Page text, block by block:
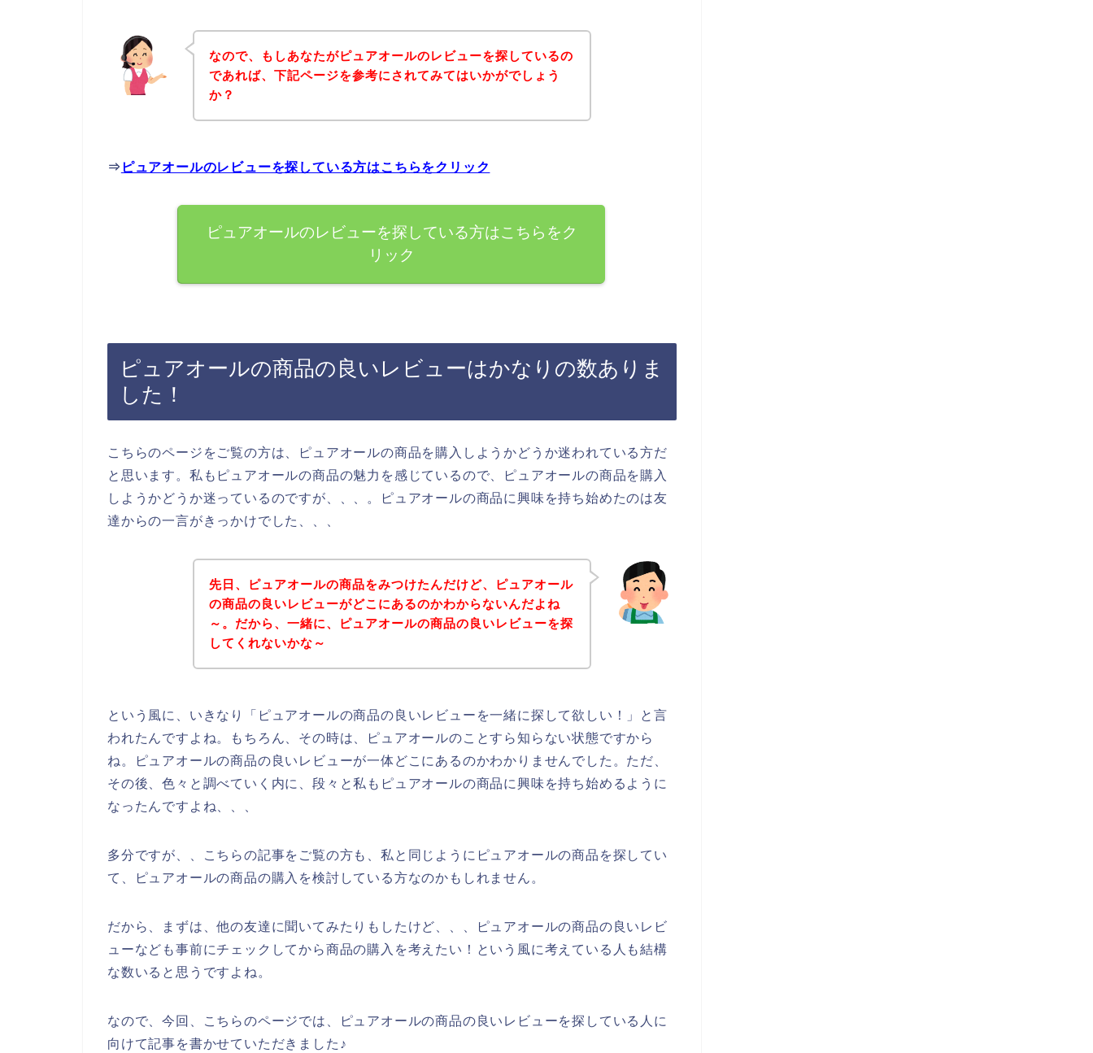
なので、もしあなたがピュアオールのレビューを探しているの
であれば、下記ページを参考にされてみてはいかがでしょう
か？
⇒ ピュアオールのレビューを探している方はこちらをクリック
ピュアオールのレビューを探している方はこちらをク
リック
ピュアオールの商品の良いレビューはかなりの数ありま
した！
こちらのページをご覧の方は、ピュアオールの商品を購入しようかどうか迷われている方だ
と思います。私もピュアオールの商品の魅力を感じているので、ピュアオールの商品を購入
しようかどうか迷っているのですが、、、。ピュアオールの商品に興味を持ち始めたのは友
達からの一言がきっかけでした、、、
先日、ピュアオールの商品をみつけたんだけど、ピュアオール
の商品の良いレビューがどこにあるのかわからないんだよね
～。だから、一緒に、ピュアオールの商品の良いレビューを探
してくれないかな～
という風に、いきなり「ピュアオールの商品の良いレビューを一緒に探して欲しい！」と言
われたんですよね。もちろん、その時は、ピュアオールのことすら知らない状態ですから
ね。ピュアオールの商品の良いレビューが一体どこにあるのかわかりませんでした。ただ、
その後、色々と調べていく内に、段々と私もピュアオールの商品に興味を持ち始めるように
なったんですよね、、、
多分ですが、、こちらの記事をご覧の方も、私と同じようにピュアオールの商品を探してい
て、ピュアオールの商品の購入を検討している方なのかもしれません。
だから、まずは、他の友達に聞いてみたりもしたけど、、、ピュアオールの商品の良いレビ
ューなども事前にチェックしてから商品の購入を考えたい！という風に考えている人も結構
な数いると思うですよね。
なので、今回、こちらのページでは、ピュアオールの商品の良いレビューを探している人に
向けて記事を書かせていただきました♪